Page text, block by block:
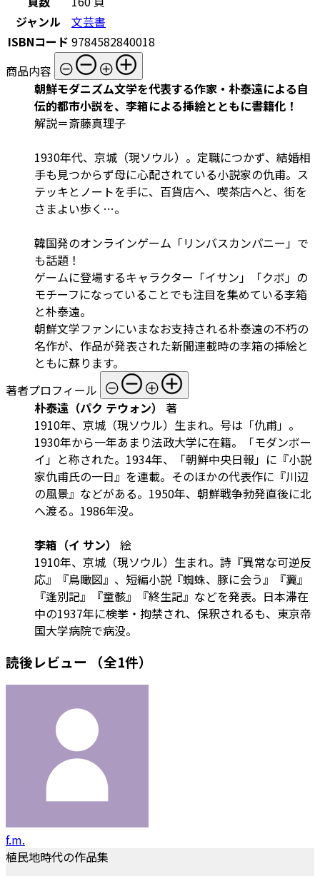
ジャンル
文芸書
ISBNコード 9784582840018
商品内容
朝鮮モダニズム文学を代表する作家・朴泰遠による自
伝的都市小説を、李箱による挿絵とともに書籍化！
解説＝斎藤真理子
1930年代、京城（現ソウル）。定職につかず、結婚相
手も見つからず母に心配されている小説家の仇甫。ス
テッキとノートを手に、百貨店へ、喫茶店へと、街を
さまよい歩く…。
韓国発のオンラインゲーム「リンバスカンパニー」で
も話題！
ゲームに登場するキャラクター「イサン」「クボ」の
モチーフになっていることでも注目を集めている李箱
と朴泰遠。
朝鮮文学ファンにいまなお支持される朴泰遠の不朽の
名作が、作品が発表された新聞連載時の李箱の挿絵と
ともに蘇ります。
著者プロフィール
朴泰遠（パク テウォン）
著
1910年、京城（現ソウル）生まれ。号は「仇甫」。
1930年から一年あまり法政大学に在籍。「モダンボー
イ」と称された。1934年、「朝鮮中央日報」に『小説
家仇甫氏の一日』を連載。そのほかの代表作に『川辺
の風景』などがある。1950年、朝鮮戦争勃発直後に北
へ渡る。1986年没。
李箱（イ サン）
絵
1910年、京城（現ソウル）生まれ。詩『異常な可逆反
応』『鳥瞰図』、短編小説『蜘蛛、豚に会う』『翼』
『逢別記』『童骸』『終生記』などを発表。日本滞在
中の1937年に検挙・拘禁され、保釈されるも、東京帝
国大学病院で病没。
読後レビュー （全1件）
f.m.
植民地時代の作品集